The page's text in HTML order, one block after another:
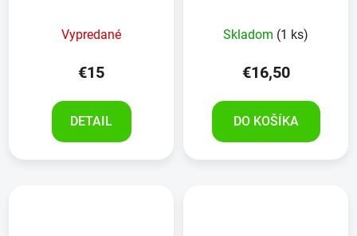
Vypredané
€15
DETAIL
Skladom (1 ks)
€16,50
DO KOŠÍKA